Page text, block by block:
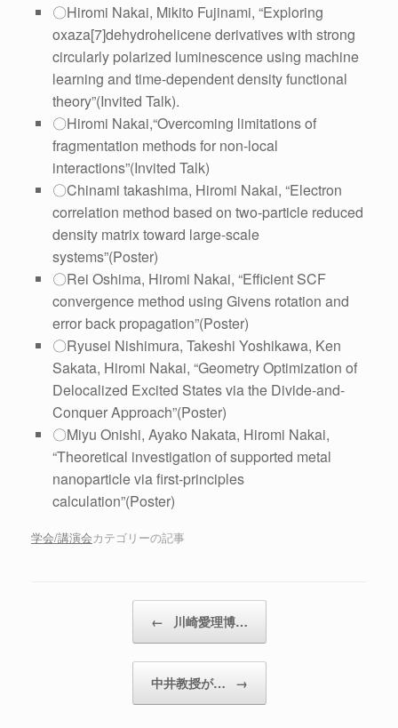
〇Hiromi Nakai, Mikito Fujinami, “Exploring
oxaza[7]dehydrohelicene derivatives with strong
circularly polarized luminescence using machine
learning and time-dependent density functional
theory”(Invited Talk).
〇Hiromi Nakai,“Overcoming limitations of
fragmentation methods for non-local
interactions”(Invited Talk)
〇Chinami takashima, Hiromi Nakai, “Electron
correlation method based on two-particle reduced
density matrix toward large-scale
systems”(Poster)
〇Rei Oshima, Hiromi Nakai, “Efficient SCF
convergence method using Givens rotation and
error back propagation”(Poster)
〇Ryusei Nishimura, Takeshi Yoshikawa, Ken
Sakata, Hiromi Nakai, “Geometry Optimization of
Delocalized Excited States via the Divide-and-
Conquer Approach”(Poster)
〇Miyu Onishi, Ayako Nakata, Hiromi Nakai,
“Theoretical investigation of supported metal
nanoparticle via first-principles
calculation”(Poster)
学会/講演会カテゴリーの記事
← 川崎愛理博…
中井教授が… →